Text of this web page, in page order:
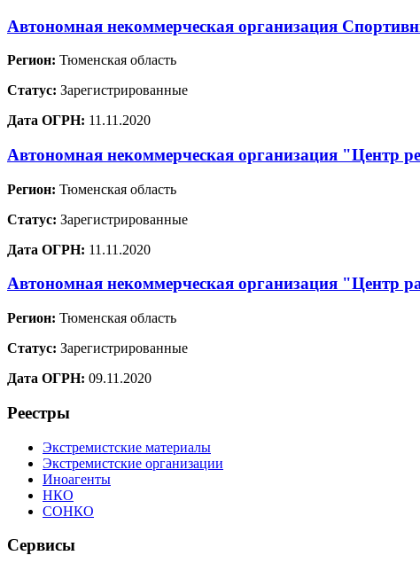
Автономная некоммерческая организация
Регион: Тюменская область
Статус: Зарегистрированные
Дата ОГРН: 11.11.2020
Автономная некоммерческая организация "Центр
Регион: Тюменская область
Статус: Зарегистрированные
Дата ОГРН: 11.11.2020
Автономная некоммерческая организация "Центр
Регион: Тюменская область
Статус: Зарегистрированные
Дата ОГРН: 09.11.2020
Реестры
Экстремистские материалы
Экстремистские организации
Иноагенты
НКО
СОНКО
Сервисы